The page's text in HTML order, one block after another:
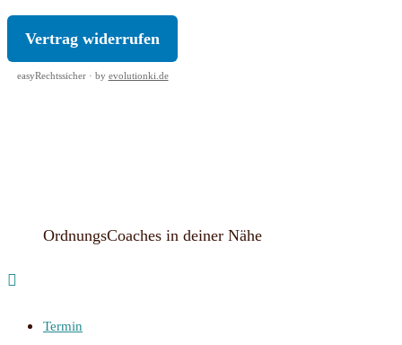
Vertrag widerrufen
easyRechtssicher · by evolutionki.de
OrdnungsCoaches in deiner Nähe
Termin